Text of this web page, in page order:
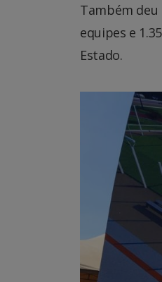
Também deu
equipes e
Estado.